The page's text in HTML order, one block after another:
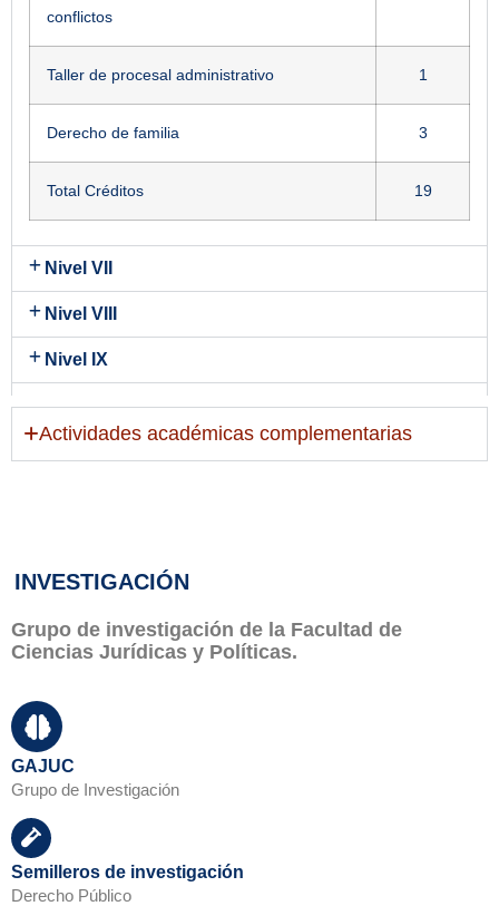
conflictos
Taller de procesal administrativo 1
Derecho de familia 3
Total Créditos 19
Nivel VII
Nivel VIII
Nivel IX
Nivel X
Actividades académicas complementarias
INVESTIGACIÓN
Grupo de investigación de la Facultad de
Ciencias Jurídicas y Políticas.
GAJUC
Grupo de Investigación
Semilleros de investigación
Derecho Público